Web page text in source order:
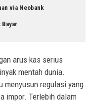
via Neobank
Bayar
arus kas serius
mentah dunia.
menyusun regulasi yang
impor. Terlebih dalam